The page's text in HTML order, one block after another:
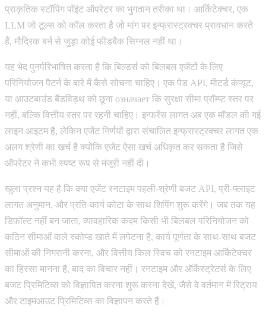
प्राकृतिक स्टॉपिंग पॉइंट ऑपरेटर का भुगतान तरीका था। आर्किटेक्चर, एक
LLM जो टूल्स को कॉल करता है जो मांग पर इन्फ्रास्ट्रक्चर प्रावधान करते
हैं, मौद्रिक बर्न से जुड़ा कोई फीडबैक सिग्नल नहीं था।
यह भेद पुनर्परिभाषित करता है कि बिल्डर्स को बिलबल एजेंटों के लिए
परिनियोजन पैटर्न के बारे में कैसे सोचना चाहिए। एक पेड API, मीटर्ड कंप्यूट,
या आउटबाउंड बैंडविड्थ को छूना означает कि सुरक्षा सीमा प्रॉम्प्ट स्तर पर
नहीं, बल्कि वित्तीय स्तर पर रहनी चाहिए। इन्फरेंस लागत अब एक मॉडल की गई
लाइन आइटम है, लेकिन एजेंट निर्णयों द्वारा संचालित इन्फ्रास्ट्रक्चर लागत एक
अलग श्रेणी का खर्च है क्योंकि एजेंट ऐसा खर्च अधिकृत कर सकता है जिसे
ऑपरेटर ने कभी स्पष्ट रूप से मंजूरी नहीं दी।
खुला प्रश्न यह है कि क्या एजेंट रनटाइम पहली-श्रेणी बजट API, प्री-फ्लाइट
लागत अनुमान, और प्रति-कार्य कोटा के साथ शिपिंग शुरू करेंगे। जब तक यह
डिफ़ॉल्ट नहीं बन जाता, व्यावहारिक कदम किसी भी बिलबल परिनियोजन को
कठिन सीमाओं वाले स्कोप्ड खाते में लपेटना है, कार्य पूर्णता के साथ-साथ बजट
सीमाओं की निगरानी करना, और वित्तीय किल स्विच को रनटाइम आर्किटेक्चर
का हिस्सा मानना है, बाद का विचार नहीं। रनटाइम और ऑर्केस्ट्रेटर्स के लिए
बजट प्रिमिटिव्स को विज्ञापित करना शुरू करना देखें, जैसे वे वर्तमान में रिट्राय
और टाइमआउट प्रिमिटिव्स का विज्ञापन करते हैं।